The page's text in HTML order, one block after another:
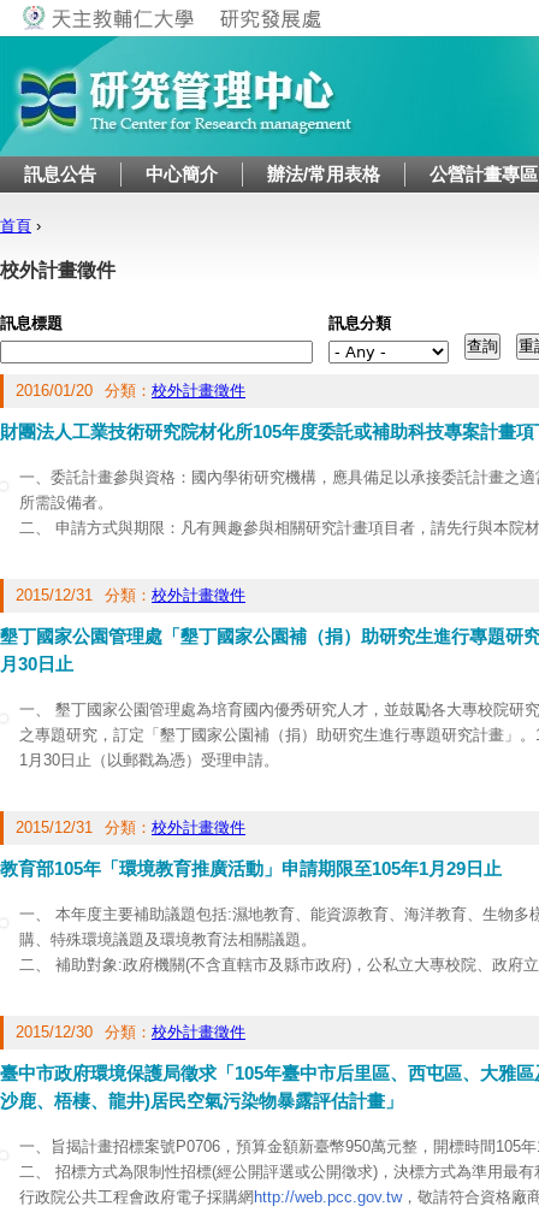
Jump to navigation
訊息公告 中心簡介 辦法/常用表格 公營計畫專區
您在這裡
首頁 ›
校外計畫徵件
訊息標題 訊息分類
2016/01/20 分類： 校外計畫徵件
財團法人工業技術研究院材化所105年度委託或補助科技專案計畫
一、委託計畫參與資格：國內學術研究機構，應具備足以承接委託計畫之
所需設備者。
二、 申請方式與期限：凡有興趣參與相關研究計畫項目者，請先行與本院
三、 本案聯絡人請洽材化所計畫規畫室洪美瑛小姐(電話：03-5914160；e-
Yeng_Hung@itri.org.tw）。
2015/12/31 分類： 校外計畫徵件
墾丁國家公園管理處「墾丁國家公園補（捐）助研究生進行專題研
月30日止
一、 墾丁國家公園管理處為培育國內優秀研究人才，並鼓勵各大專校院研
之專題研究，訂定「墾丁國家公園補（捐）助研究生進行專題研究計畫」
1月30日止（以郵戳為憑）受理申請。
案申請金額不得逾新臺幣10萬元；申請計畫經評審後擇優核准，將以核准5
三、 旨揭補（捐）助計畫可於墾丁國家公園管理處官網http://
2015/12/31 分類： 校外計畫徵件
教育部105年「環境教育推廣活動」申請期限至105年1月29日止
一、 本年度主要補助議題包括:濕地教育、能資源教育、海洋教育、生物多
購、特殊環境議題及環境教育法相關議題。
二、 補助對象:政府機關(不含直轄市及縣市政府)，公私立大專校院、政府
(http://depart.moe.edu.tw/ED2700/
2015/12/30 分類： 校外計畫徵件
臺中市政府環境保護局徵求「105年臺中市后里區、西屯區、大雅
沙鹿、梧棲、龍井)居民空氣污染物暴露評估計畫」
一、旨揭計畫招標案號P0706，預算金額新臺幣950萬元整，開標時間105
二、 招標方式為限制性招標(經公開評選或公開徵求)，決標方式為準用最
行政院公共工程會政府電子採購網 http://web.pcc.gov.tw，敬請符合資格廠